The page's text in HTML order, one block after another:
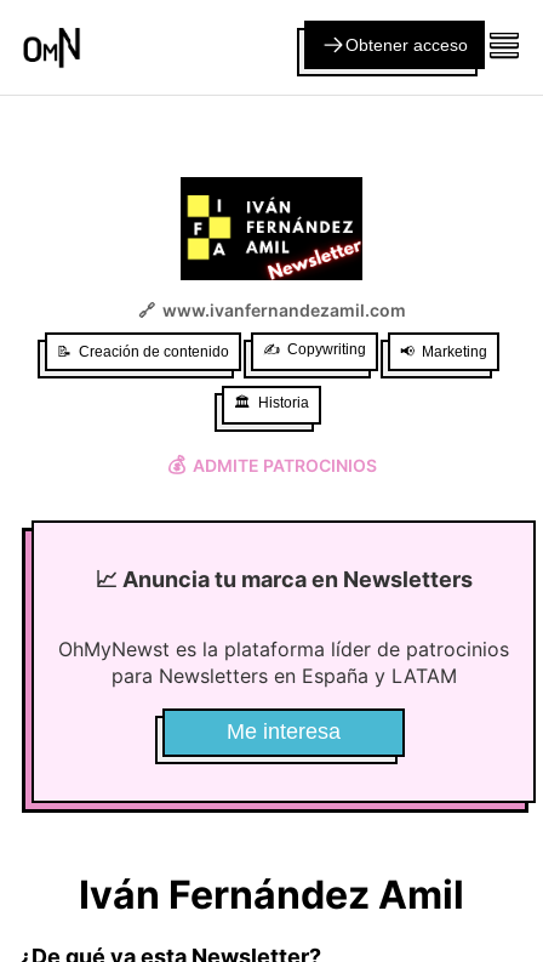
Obtener acceso
🔗 www.ivanfernandezamil.com
📝 Creación de contenido ✍️ Copywriting 📢 Marketing
🏛️ Historia
💰 ADMITE PATROCINIOS
📈 Anuncia tu marca en Newsletters
OhMyNewst es la plataforma líder de patrocinios
para Newsletters en España y LATAM
Me interesa
Iván Fernández Amil